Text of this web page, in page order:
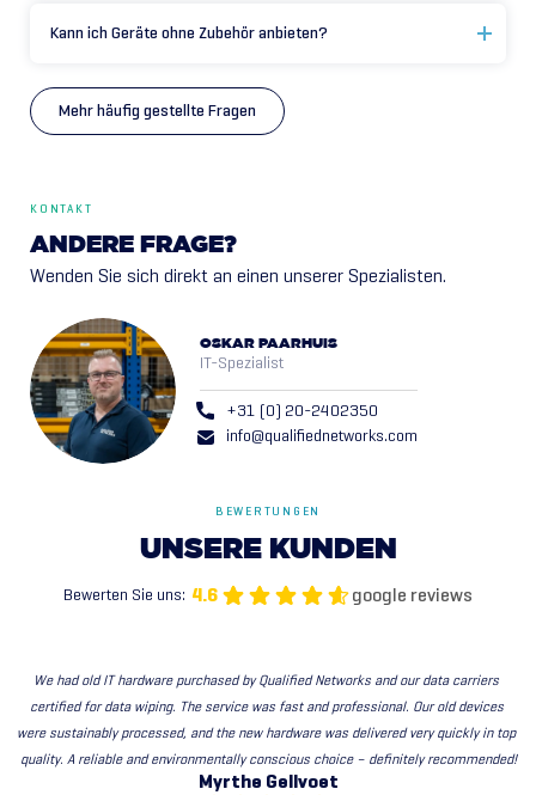
Kann ich Geräte ohne Zubehör anbieten?
Mehr häufig gestellte Fragen
KONTAKT
ANDERE FRAGE?
Wenden Sie sich direkt an einen unserer Spezialisten.
OSKAR PAARHUIS
IT-Spezialist
+31 (0) 20-2402350
info@qualifiednetworks.com
BEWERTUNGEN
UNSERE KUNDEN
Bewerten Sie uns: 4.6 google reviews
Myrthe Gellvoet
We had old IT hardware purchased by Qualified Networks and our data carriers
certified for data wiping. The service was fast and professional. Our old devices
were sustainably processed, and the new hardware was delivered very quickly in top
quality. A reliable and environmentally conscious choice – definitely recommended!